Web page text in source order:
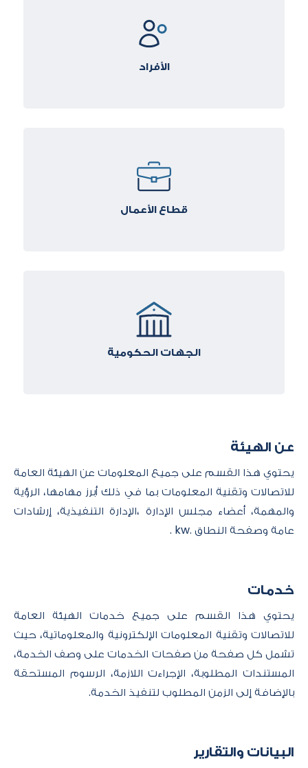
الأفراد
قطاع الأعمال
الجهات الحكومية
عن الهيئة
يحتوي هذا القسم على جميع المعلومات عن الهيئة العامة
للاتصالات وتقنية المعلومات بما في ذلك أبرز مهامها، الرؤية
والمهمة، أعضاء مجلس الإدارة ،الإدارة التنفيذية، إرشادات
عامة وصفحة النطاق .kw .
خدمات
يحتوي هذا القسم على جميع خدمات الهيئة العامة
للاتصالات وتقنية المعلومات الإلكترونية والمعلوماتية، حيث
تشمل كل صفحة من صفحات الخدمات على وصف الخدمة،
المستندات المطلوبة، الإجراءت اللازمة، الرسوم المستحقة
بالإضافة إلى الزمن المطلوب لتنفيذ الخدمة.
البيانات والتقارير